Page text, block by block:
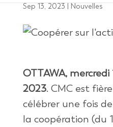
Sep 13, 2023|Nouvelles
OTTAWA, mercredi
2023. CMC est fière
célébrer une fois
la coopération (du